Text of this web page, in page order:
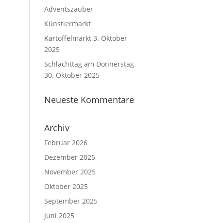
Adventszauber
Künstlermarkt
Kartoffelmarkt 3. Oktober
2025
Schlachttag am Donnerstag
30. Oktober 2025
Neueste Kommentare
Archiv
Februar 2026
Dezember 2025
November 2025
Oktober 2025
September 2025
Juni 2025